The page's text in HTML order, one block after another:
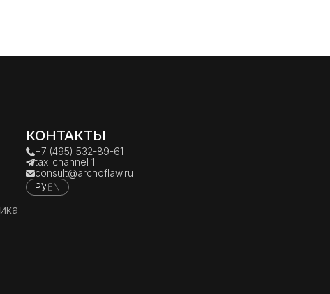
КОНТАКТЫ
+7 (495) 532-89-61
tax_channel_1
consult@archoflaw.ru
РУEN